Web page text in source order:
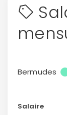
Bermudes
Salaire